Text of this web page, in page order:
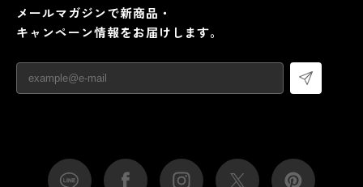
メールマガジンで新商品・
キャンペーン情報をお届けします。